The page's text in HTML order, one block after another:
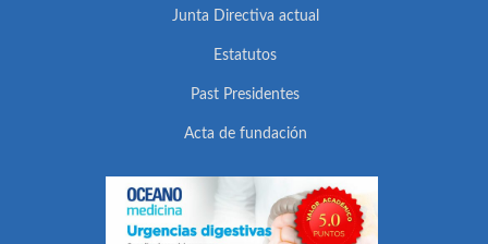
Junta Directiva actual
Estatutos
Past Presidentes
Acta de fundación